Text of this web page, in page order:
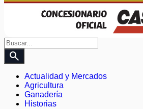
search
Actualidad y Mercados
Agricultura
Ganadería
Historias